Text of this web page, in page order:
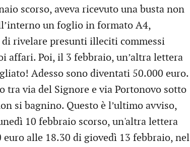
scorso, aveva ricevuto una busta non
un foglio in formato A4,
rivelare presunti illeciti commessi
affari. Poi, il 3 febbraio, un’altra lettera
Adesso sono diventati 50.000 euro.
tra via del Signore e via Portonovo sotto
si bagnino. Questo è l’ultimo avviso,
10 febbraio scorso, un'altra lettera
alle 18.30 di giovedì 13 febbraio, nel